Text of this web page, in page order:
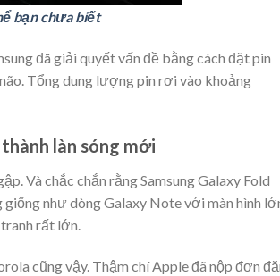
bạn chưa biết
đã giải quyết vấn đề bằng cách đặt pin
Tổng dung lượng pin rơi vào khoảng
làn sóng mới
Và chắc chắn rằng Samsung Galaxy Fold
như dòng Galaxy Note với màn hình
rất lớn.
cũng vậy. Thậm chí Apple đã nộp đơn